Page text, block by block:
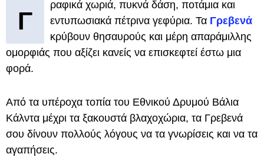
Γ
ραφικά χωριά, πυκνά δάση, ποτάμια και
εντυπωσιακά πέτρινα γεφύρια. Τα Γρεβενά
κρύβουν θησαυρούς και μέρη απαράμιλλης
ομορφιάς που αξίζει κανείς να επισκεφτεί έστω μια
φορά.
Από τα υπέροχα τοπία του Εθνικού Δρυμού Βάλια
Κάλντα μέχρι τα ξακουστά βλαχοχώρια, τα Γρεβενά
σου δίνουν πολλούς λόγους να τα γνωρίσεις και να τα
αγαπήσεις.